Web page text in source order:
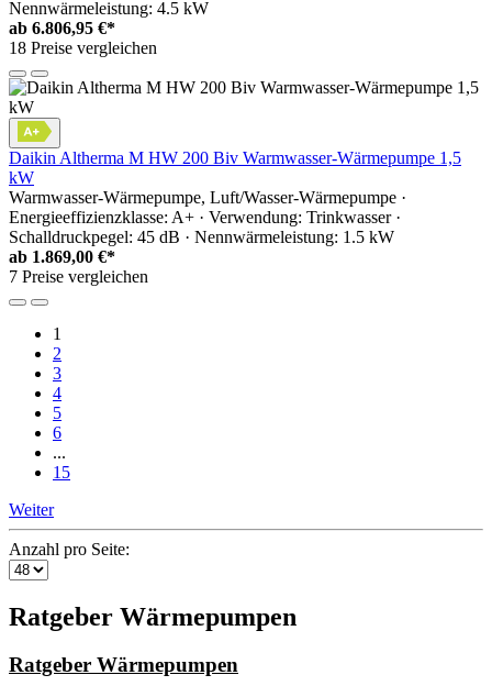
Nennwärmeleistung: 4.5 kW
ab 6.806,95 €*
18 Preise vergleichen
Daikin Altherma M HW 200 Biv Warmwasser-Wärmepumpe 1,5
kW
Warmwasser-Wärmepumpe, Luft/Wasser-Wärmepumpe ·
Energieeffizienzklasse: A+ · Verwendung: Trinkwasser ·
Schalldruckpegel: 45 dB · Nennwärmeleistung: 1.5 kW
ab 1.869,00 €*
7 Preise vergleichen
1
2
3
4
5
6
...
15
Weiter
Anzahl pro Seite:
Ratgeber Wärmepumpen
Ratgeber Wärmepumpen